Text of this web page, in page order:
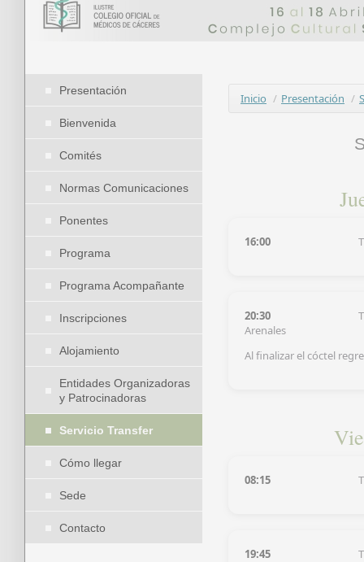
Presentación
Bienvenida
Comités
Normas Comunicaciones
Ponentes
Programa
Programa Acompañante
Inscripciones
Alojamiento
Entidades Organizadoras
y Patrocinadoras
Servicio Transfer
Cómo llegar
Sede
Contacto
Inicio / Presentación /
16:00
20:30
Arenales
Al finalizar el cóctel
08:15
19:45